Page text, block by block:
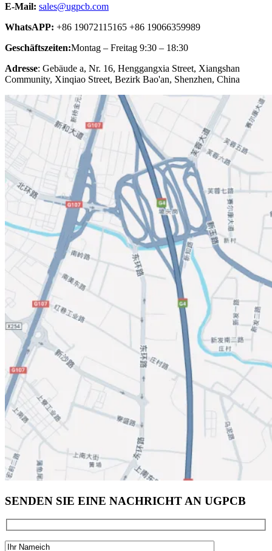
E-Mail: sales@ugpcb.com
WhatsAPP: +86 19072115165 +86 19066359989
Geschäftszeiten:Montag – Freitag 9:30 – 18:30
Adresse: Gebäude a, Nr. 16, Henggangxia Street, Xiangshan
Community, Xinqiao Street, Bezirk Bao'an, Shenzhen, China
SENDEN SIE EINE NACHRICHT AN UGPCB